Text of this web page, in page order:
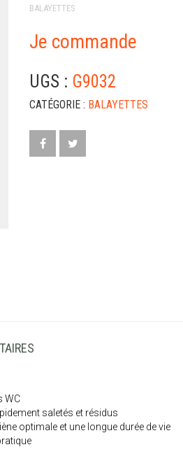
BALAYETTES
Je commande
UGS : G9032
CATÉGORIE : BALAYETTES
WC
saletés et résidus
optimale et une longue durée de vie